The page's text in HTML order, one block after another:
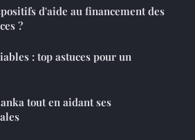
d'aide au financement des
?
: top astuces pour un
tout en aidant ses